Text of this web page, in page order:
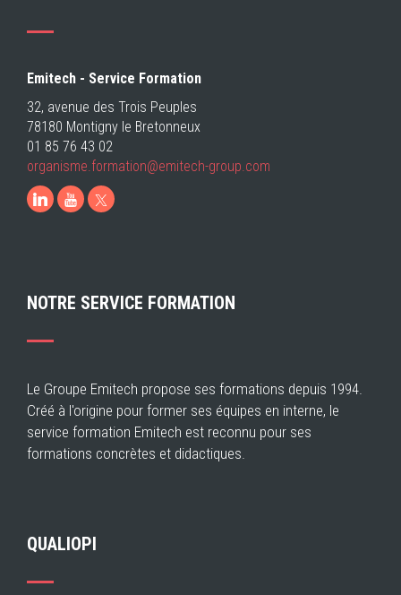
Emitech - Service Formation
32, avenue des Trois Peuples
78180 Montigny le Bretonneux
01 85 76 43 02
organisme.formation@emitech-group.com
LinkedIn
Youtube
NOTRE SERVICE FORMATION
Le Groupe Emitech propose ses formations depuis 1994.
Créé à l'origine pour former ses équipes en interne, le
service formation Emitech est reconnu pour ses
formations concrètes et didactiques.
QUALIOPI